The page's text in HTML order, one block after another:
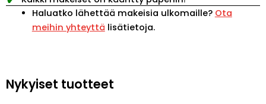
Haluatko lähettää makeisia ulkomaille? Ota
meihin yhteyttä lisätietoja.
Nykyiset tuotteet